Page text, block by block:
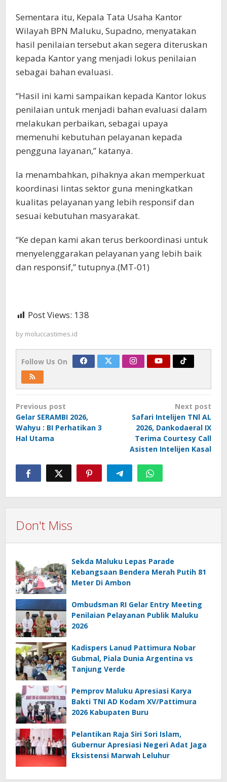
Sementara itu, Kepala Tata Usaha Kantor
Wilayah BPN Maluku, Supadno, menyatakan
hasil penilaian tersebut akan segera diteruskan
kepada Kantor yang menjadi lokus penilaian
sebagai bahan evaluasi.
“Hasil ini kami sampaikan kepada Kantor lokus
penilaian untuk menjadi bahan evaluasi dalam
melakukan perbaikan, sebagai upaya
memenuhi kebutuhan pelayanan kepada
pengguna layanan,” katanya.
Ia menambahkan, pihaknya akan memperkuat
koordinasi lintas sektor guna meningkatkan
kualitas pelayanan yang lebih responsif dan
sesuai kebutuhan masyarakat.
“Ke depan kami akan terus berkoordinasi untuk
menyelenggarakan pelayanan yang lebih baik
dan responsif,” tutupnya.(MT-01)
Post Views: 138
by moluccastimes.id
Follow Us On
Post
navigation
Previous post
Gelar SERAMBI 2026,
Wahyu : BI Perhatikan 3
Hal Utama
Next post
Safari Intelijen TNl AL
2026, Dankodaeral IX
Terima Courtesy Call
Asisten Intelijen Kasal
Don't Miss
Sekda Maluku Lepas Parade
Kebangsaan Bendera Merah Putih 81
Meter Di Ambon
Ombudsman RI Gelar Entry Meeting
Penilaian Pelayanan Publik Maluku
2026
Kadispers Lanud Pattimura Nobar
Gubmal, Piala Dunia Argentina vs
Tanjung Verde
Pemprov Maluku Apresiasi Karya
Bakti TNI AD Kodam XV/Pattimura
2026 Kabupaten Buru
Pelantikan Raja Siri Sori Islam,
Gubernur Apresiasi Negeri Adat Jaga
Eksistensi Marwah Leluhur